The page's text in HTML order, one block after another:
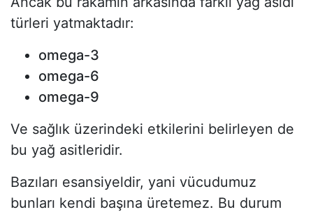
türleri yatmaktadır:
omega-3
omega-6
omega-9
Ve sağlık üzerindeki etkilerini belirleyen de
bu yağ asitleridir.
Bazıları esansiyeldir, yani vücudumuz
bunları kendi başına üretemez. Bu durum